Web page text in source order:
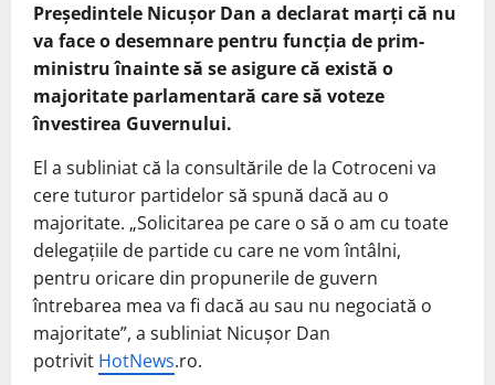
Președintele Nicușor Dan a declarat marți că nu
va face o desemnare pentru funcția de prim-
ministru înainte să se asigure că există o
majoritate parlamentară care să voteze
învestirea Guvernului.
El a subliniat că la consultările de la Cotroceni va
cere tuturor partidelor să spună dacă au o
majoritate. „Solicitarea pe care o să o am cu toate
delegațiile de partide cu care ne vom întâlni,
pentru oricare din propunerile de guvern
întrebarea mea va fi dacă au sau nu negociată o
majoritate”, a subliniat Nicușor Dan
potrivit HotNews.ro.